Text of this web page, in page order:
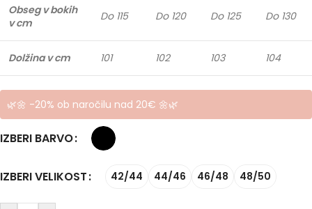
Obseg v bokih
v cm
Do 115 Do 120 Do 125 Do 130
Dolžina v cm 101 102 103 104
🌿🌼 -20% ob naročilu nad 20€ 🌼🌿
IZBERI BARVO
IZBERI VELIKOST 42/44 44/46 46/48 48/50